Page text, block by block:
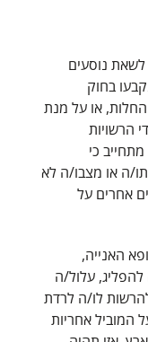
לשאת נוסעים
בחוק
החלות, או על מנת
הרשויות
כי
ה או מצבו/ה לא
אחרים על
האנייה,
עלול/ה
לו/ה לרדת
המוביל אחריות